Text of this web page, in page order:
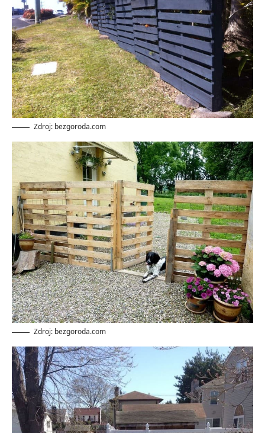
Zdroj: bezgoroda.com
Zdroj: bezgoroda.com